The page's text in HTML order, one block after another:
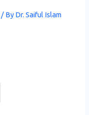
/ By Dr. Saiful Islam